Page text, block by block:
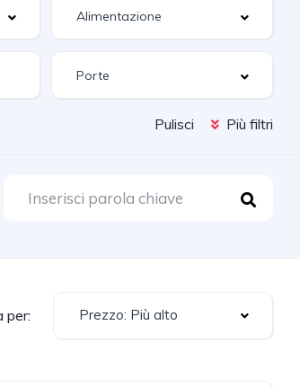
Pulisci Più filtri
per: Prezzo: Più alto